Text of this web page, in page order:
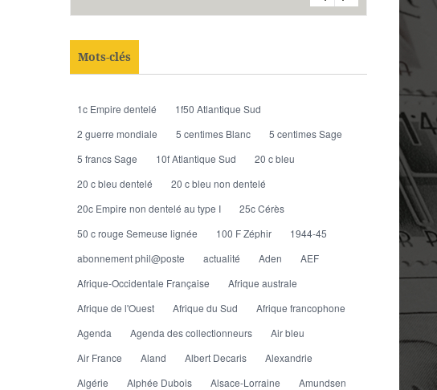
Mots-clés
1c Empire dentelé
1f50 Atlantique Sud
2 guerre mondiale
5 centimes Blanc
5 centimes Sage
5 francs Sage
10f Atlantique Sud
20 c bleu
20 c bleu dentelé
20 c bleu non dentelé
20c Empire non dentelé au type I
25c Cérès
50 c rouge Semeuse lignée
100 F Zéphir
1944-45
abonnement phil@poste
actualité Aden
AEF
Afrique-Occidentale Française
Afrique australe
Afrique de l'Ouest
Afrique du Sud
Afrique francophone
Agenda
Agenda des collectionneurs
Air bleu
Air France
Aland Albert Decaris
Alexandrie
Algérie
Alphée Dubois Alsace-Lorraine
Amundsen